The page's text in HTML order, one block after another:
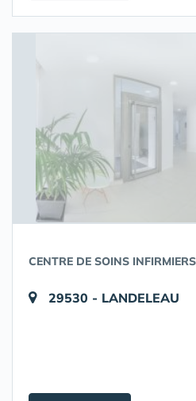
CENTRE DE SOINS
29530 - LANDELEAU